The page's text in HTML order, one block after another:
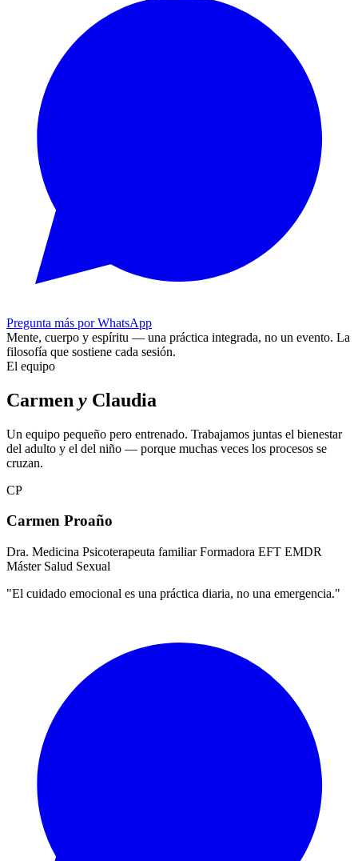
Pregunta más por WhatsApp
Mente, cuerpo y espíritu — una práctica integrada, no un evento. La
filosofía que sostiene cada sesión.
El equipo
Carmen y Claudia
Un equipo pequeño pero entrenado. Trabajamos juntas el bienestar
del adulto y el del niño — porque muchas veces los procesos se
cruzan.
CP
Carmen Proaño
Dra. Medicina Psicoterapeuta familiar Formadora EFT EMDR
Máster Salud Sexual
"El cuidado emocional es una práctica diaria, no una emergencia."